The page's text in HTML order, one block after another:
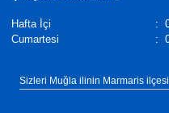
Hafta İçi :
Cumartesi
:
Sizleri Muğla ilinin Marmaris
Isıtma Soğutma